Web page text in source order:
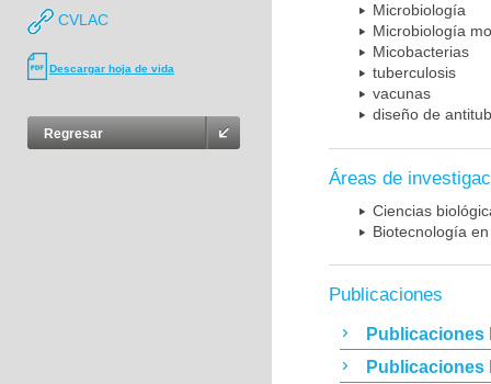
CVLAC
Descargar hoja de vida
Regresar
Microbiología
Microbiología
Micobacterias
tuberculosis
vacunas
diseño de
Áreas de
Ciencias
Biotecnología
Publicaciones
Publicaciones
Publicaciones